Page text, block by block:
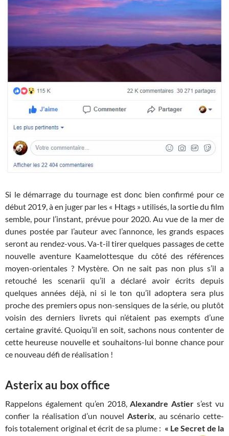
Si le démarrage du tournage est donc bien confirmé pour ce
début 2019, à en juger par les « Htags » utilisés, la sortie du film
semble, pour l’instant, prévue pour 2020. Au vue de la mer de
dunes postée par l’auteur avec l’annonce, les grands espaces
seront au rendez-vous. Va-t-il tirer quelques passages de cette
nouvelle aventure Kaamelottesque du côté des références
moyen-orientales ? Mystère. On ne sait pas non plus s’il a
retouché les scenarii qu’il a déclaré avoir écrits depuis
quelques années déjà, ni si le ton qu’il adoptera sera plus
proche des premiers opus non-sensiques de la série, ou plutôt
voisin des derniers livrets qui n’étaient pas exempts d’une
certaine gravité. Quoiqu’il en soit, sachons nous contenter de
cette heureuse nouvelle et souhaitons-lui bonne chance pour
ce nouveau défi de réalisation !
Asterix au box office
Rappelons également qu’en 2018, Alexandre Astier s’est vu
confier la réalisation d’un nouvel Asterix , au scénario cette-
fois totalement original et écrit de sa plume : « Le Secret de la